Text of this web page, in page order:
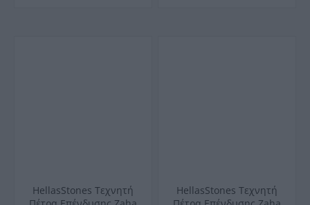
HellasStones Τεχνητή
HellasStones Τεχνητή